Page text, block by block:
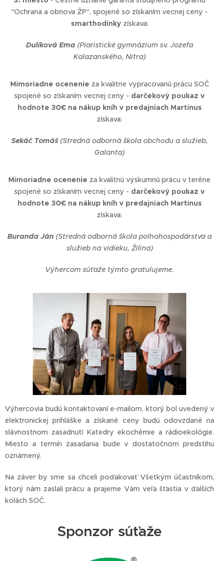
"Ochrana a obnova ŽP", spojené so získaním vecnej ceny -
smarthodinky získava:
Dulíková Ema (Piaristické gymnázium sv. Jozefa
Kalazanského, Nitra)
Mimoriadne ocenenie za kvalitne vypracovanú prácu SOČ
spojené so získaním vecnej ceny - darčekový poukaz v
hodnote 30€ na nákup kníh v predajniach Martinus
získava:
Sekáč Tomáš (Stredná odborná škola obchodu a služieb,
Galanta)
Mimoriadne ocenenie za kvalitnú výskumnú prácu v teréne
spojené so získaním vecnej ceny - darčekový poukaz v
hodnote 30€ na nákup kníh v predajniach Martinus
získava:
Buranda Ján (Stredná odborná škola poľnohospodárstva a
služieb na vidieku, Žilina)
Výhercom súťaže týmto gratulujeme.
Výhercovia budú kontaktovaní e-mailom, ktorý bol uvedený v
elektronickej prihláške a získané ceny budú odovzdané na
slávnostnom zasadnutí Katedry ekochémie a rádioekológie.
Miesto a termín zasadania bude v dostatočnom predstihu
oznámený.
Na záver by sme sa chceli poďakovať Všetkým účastníkom,
ktorý nám zaslali prácu a prajeme Vám veľa šťastia v ďalších
kolách SOČ.
Sponzor súťaže